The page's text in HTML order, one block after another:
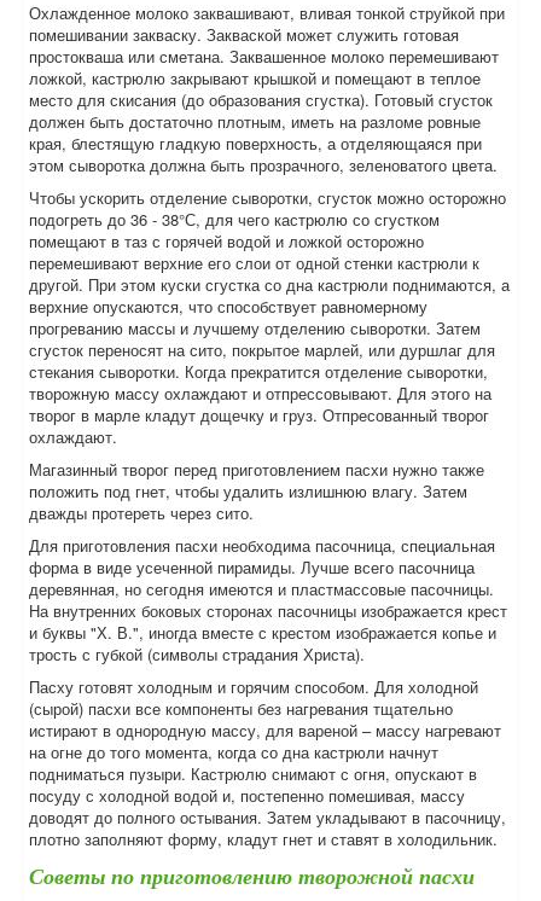
Охлажденное молоко заквашивают, вливая тонкой струйкой при
помешивании закваску. Закваской может служить готовая
простокваша или сметана. Заквашенное молоко перемешивают
ложкой, кастрюлю закрывают крышкой и помещают в теплое
место для скисания (до образования сгустка). Готовый сгусток
должен быть достаточно плотным, иметь на разломе ровные
края, блестящую гладкую поверхность, а отделяющаяся при
этом сыворотка должна быть прозрачного, зеленоватого цвета.
Чтобы ускорить отделение сыворотки, сгусток можно осторожно
подогреть до 36 - 38°С, для чего кастрюлю со сгустком
помещают в таз с горячей водой и ложкой осторожно
перемешивают верхние его слои от одной стенки кастрюли к
другой. При этом куски сгустка со дна кастрюли поднимаются, а
верхние опускаются, что способствует равномерному
прогреванию массы и лучшему отделению сыворотки. Затем
сгусток переносят на сито, покрытое марлей, или дуршлаг для
стекания сыворотки. Когда прекратится отделение сыворотки,
творожную массу охлаждают и отпрессовывают. Для этого на
творог в марле кладут дощечку и груз. Отпресованный творог
охлаждают.
Магазинный творог перед приготовлением пасхи нужно также
положить под гнет, чтобы удалить излишнюю влагу. Затем
дважды протереть через сито.
Для приготовления пасхи необходима пасочница, специальная
форма в виде усеченной пирамиды. Лучше всего пасочница
деревянная, но сегодня имеются и пластмассовые пасочницы.
На внутренних боковых сторонах пасочницы изображается крест
и буквы "Х. В.", иногда вместе с крестом изображается копье и
трость с губкой (символы страдания Христа).
Пасху готовят холодным и горячим способом. Для холодной
(сырой) пасхи все компоненты без нагревания тщательно
истирают в однородную массу, для вареной – массу нагревают
на огне до того момента, когда со дна кастрюли начнут
подниматься пузыри. Кастрюлю снимают с огня, опускают в
посуду с холодной водой и, постепенно помешивая, массу
доводят до полного остывания. Затем укладывают в пасочницу,
плотно заполняют форму, кладут гнет и ставят в холодильник.
Советы по приготовлению творожной пасхи